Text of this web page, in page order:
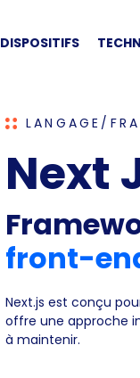
DISPOSITIFS
LANGAGE/
Next
front-
Next.js est conçu
offre une approche
à maintenir.